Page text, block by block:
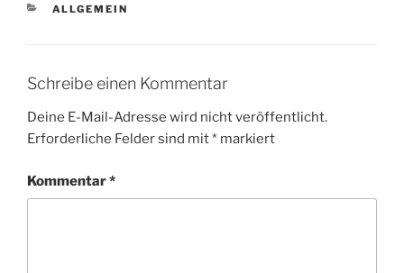
KATEGORIEN
ALLGEMEIN
Schreibe einen Kommentar
Deine E-Mail-Adresse wird nicht veröffentlicht.
Erforderliche Felder sind mit* markiert
Kommentar*